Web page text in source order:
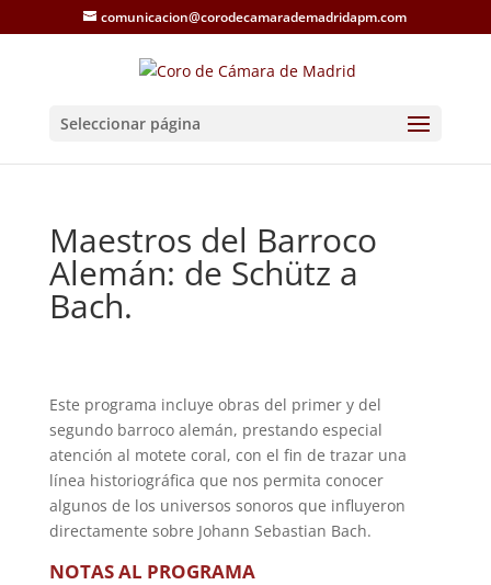
comunicacion@corodecamarademadridapm.com
Seleccionar página
Maestros del Barroco
Alemán: de Schütz a
Bach.
Este programa incluye obras del primer y del
segundo barroco alemán, prestando especial
atención al motete coral, con el fin de trazar una
línea historiográfica que nos permita conocer
algunos de los universos sonoros que influyeron
directamente sobre Johann Sebastian Bach.
NOTAS AL PROGRAMA